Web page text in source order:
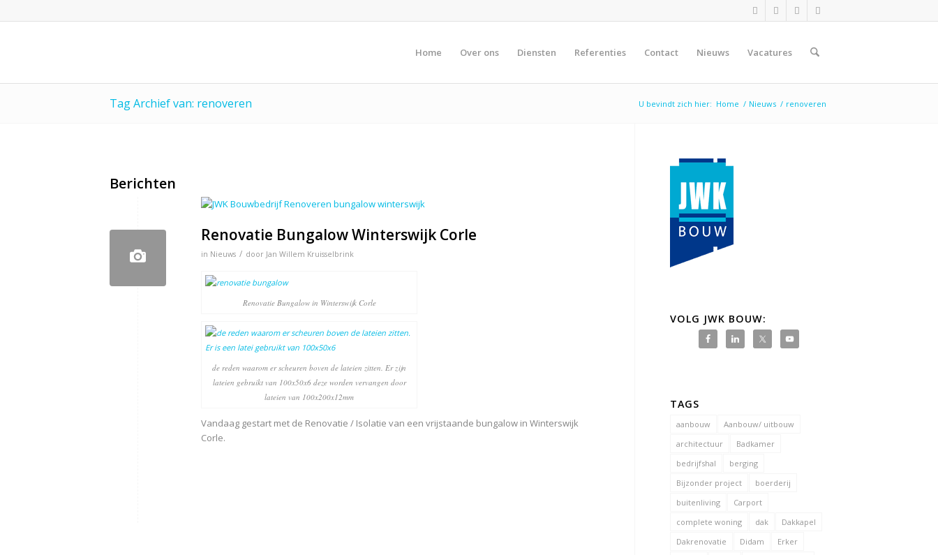
Home Over ons Diensten Referenties Contact Nieuws Vacatures
Tag Archief van: renoveren U bevindt zich hier: Home / Nieuws / renoveren
Berichten
Renovatie Bungalow Winterswijk Corle
in Nieuws / door Jan Willem Kruisselbrink
Renovatie Bungalow in Winterswijk Corle
de reden waarom er scheuren boven de lateien zitten. Er zijn
lateien gebruikt van 100x50x6 deze worden vervangen door
lateien van 100x200x12mm
Vandaag gestart met de Renovatie / Isolatie van een vrijstaande bungalow in Winterswijk
Corle.
VOLG JWK BOUW:
TAGS
aanbouw
Aanbouw/ uitbouw
architectuur
Badkamer
bedrijfshal
berging
Bijzonder project
boerderij
buitenliving
Carport
complete woning
dak
Dakkapel
Dakrenovatie
Didam
Erker